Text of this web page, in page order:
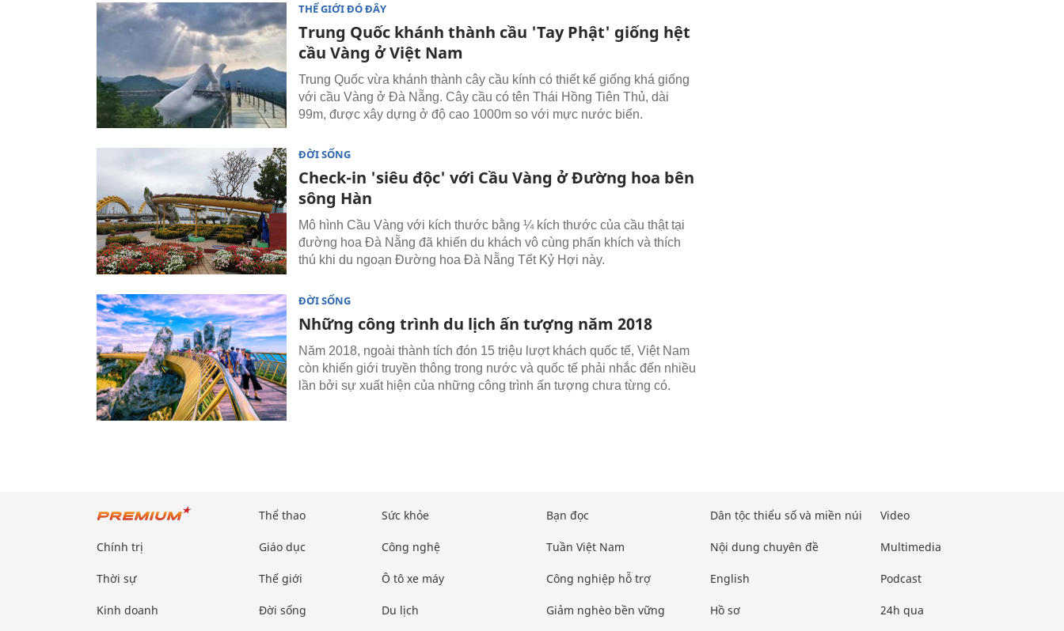
THẾ GIỚI ĐÓ ĐÂY
Trung Quốc khánh thành cầu 'Tay Phật' giống hệt
cầu Vàng ở Việt Nam
Trung Quốc vừa khánh thành cây cầu kính có thiết kế giống khá giống
với cầu Vàng ở Đà Nẵng. Cây cầu có tên Thái Hồng Tiên Thủ, dài
99m, được xây dựng ở độ cao 1000m so với mực nước biển.
ĐỜI SỐNG
Check-in 'siêu độc' với Cầu Vàng ở Đường hoa bên
sông Hàn
Mô hình Cầu Vàng với kích thước bằng ¼ kích thước của cầu thật tại
đường hoa Đà Nẵng đã khiến du khách vô cùng phấn khích và thích
thú khi du ngoạn Đường hoa Đà Nẵng Tết Kỷ Hợi này.
ĐỜI SỐNG
Những công trình du lịch ấn tượng năm 2018
Năm 2018, ngoài thành tích đón 15 triệu lượt khách quốc tế, Việt Nam
còn khiến giới truyền thông trong nước và quốc tế phải nhắc đến nhiều
lần bởi sự xuất hiện của những công trình ấn tượng chưa từng có.
Chính trị
Thời sự
Kinh doanh
Thể thao
Giáo dục
Thế giới
Đời sống
Sức khỏe
Công nghệ
Ô tô xe máy
Du lịch
Bạn đọc
Tuần Việt Nam
Công nghiệp hỗ trợ
Giảm nghèo bền vững
Dân tộc thiểu số và miền núi
Nội dung chuyên đề
English
Hồ sơ
Video
Multimedia
Podcast
24h qua